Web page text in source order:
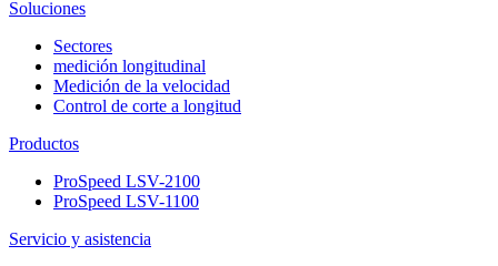
Soluciones
Sectores
medición longitudinal
Medición de la velocidad
Control de corte a longitud
Productos
ProSpeed LSV-2100
ProSpeed LSV-1100
Servicio y asistencia